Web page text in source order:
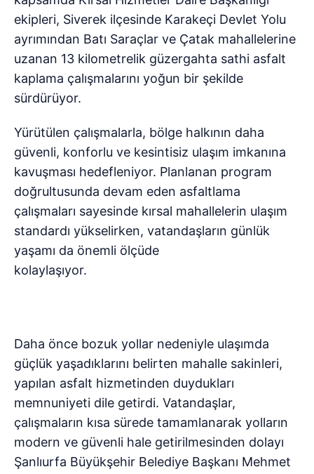
ekipleri, Siverek ilçesinde Karakeçi Devlet Yolu
ayrımından Batı Saraçlar ve Çatak mahallelerine
uzanan 13 kilometrelik güzergahta sathi asfalt
kaplama çalışmalarını yoğun bir şekilde
sürdürüyor.
Yürütülen çalışmalarla, bölge halkının daha
güvenli, konforlu ve kesintisiz ulaşım imkanına
kavuşması hedefleniyor. Planlanan program
doğrultusunda devam eden asfaltlama
çalışmaları sayesinde kırsal mahallelerin ulaşım
standardı yükselirken, vatandaşların günlük
yaşamı da önemli ölçüde
kolaylaşıyor.
Daha önce bozuk yollar nedeniyle ulaşımda
güçlük yaşadıklarını belirten mahalle sakinleri,
yapılan asfalt hizmetinden duydukları
memnuniyeti dile getirdi. Vatandaşlar,
çalışmaların kısa sürede tamamlanarak yolların
modern ve güvenli hale getirilmesinden dolayı
Şanlıurfa Büyükşehir Belediye Başkanı Mehmet